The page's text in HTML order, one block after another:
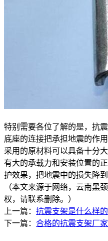
特别需要各位了解的是，抗
底座的连接把承担地震的作
采用的原材料可以具备十分
有大的承载力和安装位置的
护效果，把地震中的损失降到
（本文来源于网络，云南黑
权，请联系删除。）
上一篇： 抗震支架是什么样的
下一篇： 合格的抗震支架厂